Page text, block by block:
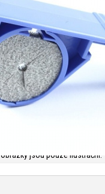
Obrázky jsou pouze ilustrační.